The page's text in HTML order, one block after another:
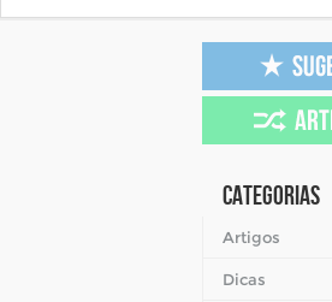
Categorias
Artigos
Dicas